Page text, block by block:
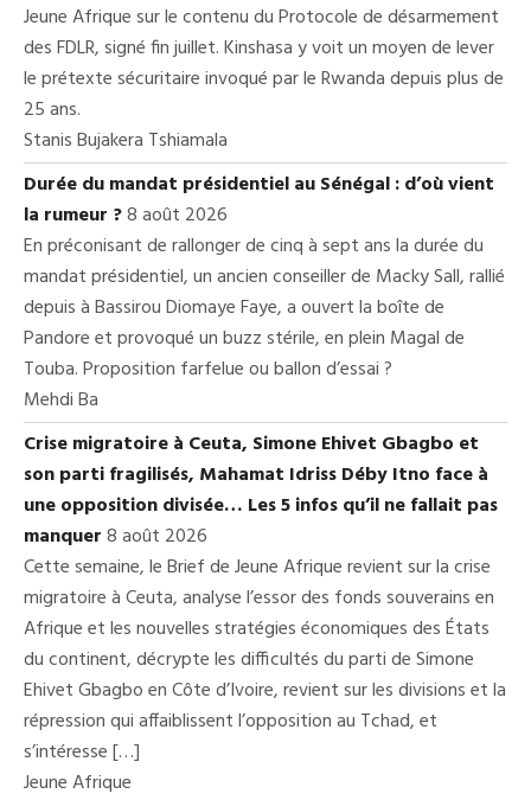
Jeune Afrique sur le contenu du Protocole de désarmement
des FDLR, signé fin juillet. Kinshasa y voit un moyen de lever
le prétexte sécuritaire invoqué par le Rwanda depuis plus de
25 ans.
Stanis Bujakera Tshiamala
Durée du mandat présidentiel au Sénégal : d’où vient
la rumeur ?8 août 2026
En préconisant de rallonger de cinq à sept ans la durée du
mandat présidentiel, un ancien conseiller de Macky Sall, rallié
depuis à Bassirou Diomaye Faye, a ouvert la boîte de
Pandore et provoqué un buzz stérile, en plein Magal de
Touba. Proposition farfelue ou ballon d’essai ?
Mehdi Ba
Crise migratoire à Ceuta, Simone Ehivet Gbagbo et
son parti fragilisés, Mahamat Idriss Déby Itno face à
une opposition divisée… Les 5 infos qu’il ne fallait pas
manquer8 août 2026
Cette semaine, le Brief de Jeune Afrique revient sur la crise
migratoire à Ceuta, analyse l’essor des fonds souverains en
Afrique et les nouvelles stratégies économiques des États
du continent, décrypte les difficultés du parti de Simone
Ehivet Gbagbo en Côte d’Ivoire, revient sur les divisions et la
répression qui affaiblissent l’opposition au Tchad, et
s’intéresse […]
Jeune Afrique